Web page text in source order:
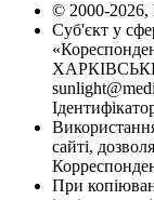
© 2000-2026,
Суб'єкт у
ХАРКІВСЬКЕ
сайті,
При